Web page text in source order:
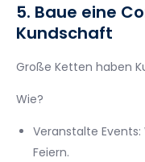
5. Baue eine
Kundschaft
Große Ketten haben
Wie?
Veranstalte
Feiern.